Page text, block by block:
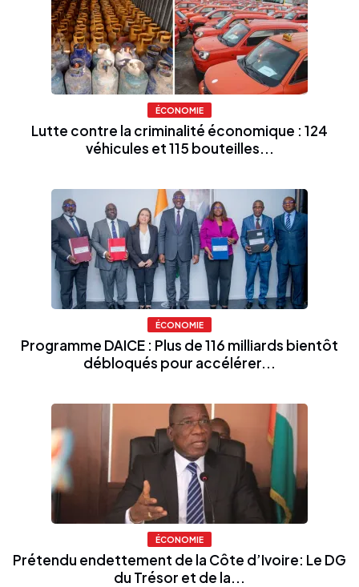
ÉCONOMIE
Lutte contre la criminalité économique : 124
véhicules et 115 bouteilles...
ÉCONOMIE
Programme DAICE : Plus de 116 milliards bientôt
débloqués pour accélérer...
ÉCONOMIE
Prétendu endettement de la Côte d’Ivoire: Le DG
du Trésor et de la...